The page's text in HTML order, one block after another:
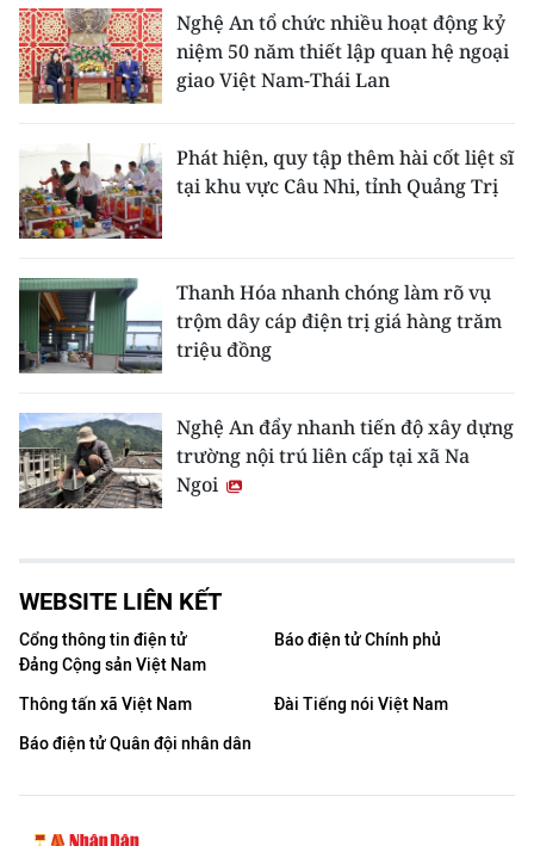
Nghệ An tổ chức nhiều hoạt động kỷ
niệm 50 năm thiết lập quan hệ ngoại
giao Việt Nam-Thái Lan
Phát hiện, quy tập thêm hài cốt liệt sĩ
tại khu vực Câu Nhi, tỉnh Quảng Trị
Thanh Hóa nhanh chóng làm rõ vụ
trộm dây cáp điện trị giá hàng trăm
triệu đồng
Nghệ An đẩy nhanh tiến độ xây dựng
trường nội trú liên cấp tại xã Na
Ngoi
WEBSITE LIÊN KẾT
Cổng thông tin điện tử
Đảng Cộng sản Việt Nam
Báo điện tử Chính phủ
Thông tấn xã Việt Nam
Đài Tiếng nói Việt Nam
Báo điện tử Quân đội nhân dân